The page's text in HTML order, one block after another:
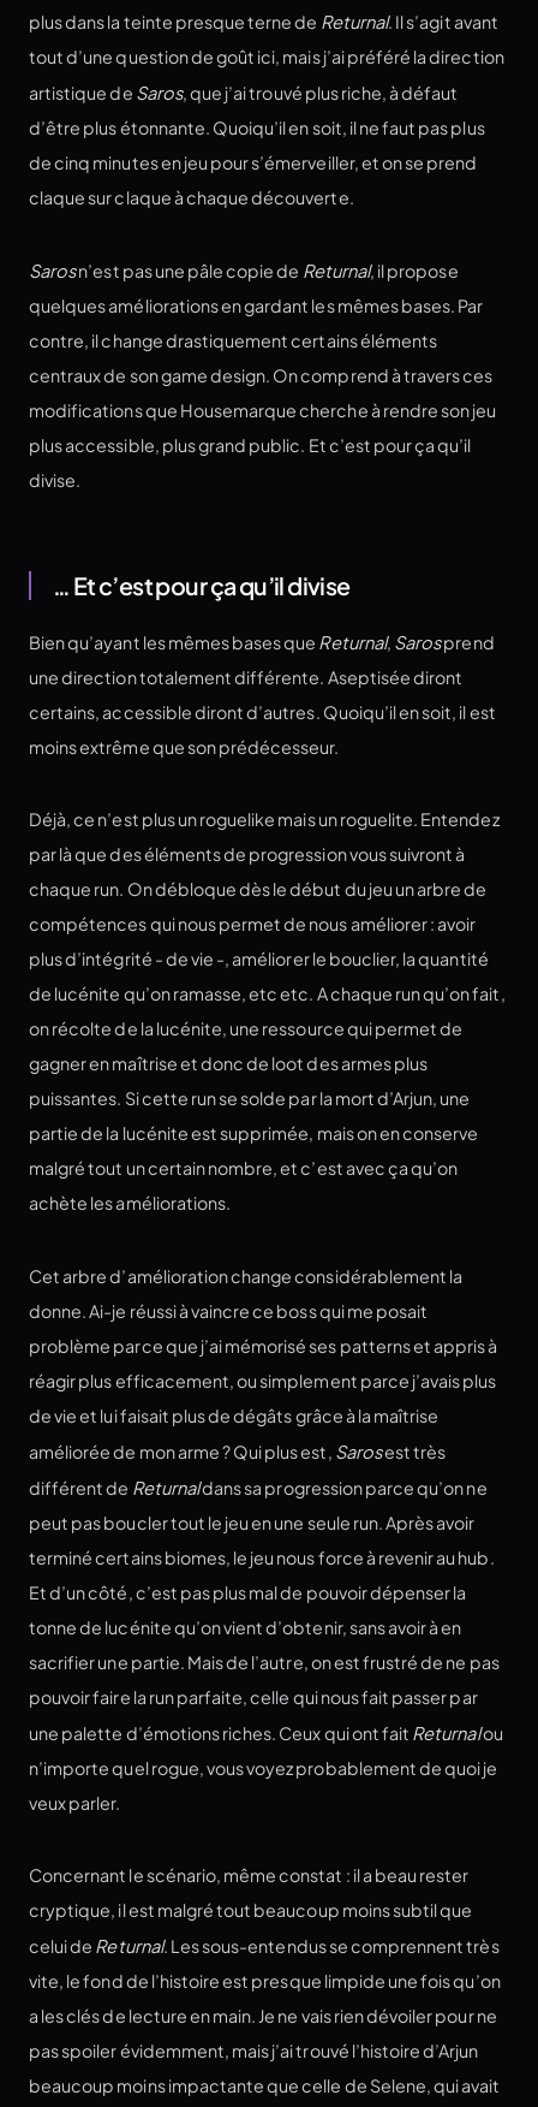
plus dans la teinte presque terne de Returnal. Il s’agit avant
tout d’une question de goût ici, mais j’ai préféré la direction
artistique de Saros, que j’ai trouvé plus riche, à défaut
d’être plus étonnante. Quoiqu’il en soit, il ne faut pas plus
de cinq minutes en jeu pour s’émerveiller, et on se prend
claque sur claque à chaque découverte.
Sarosn’est pas une pâle copie de Returnal, il propose
quelques améliorations en gardant les mêmes bases. Par
contre, il change drastiquement certains éléments
centraux de son game design. On comprend à travers ces
modifications que Housemarque cherche à rendre son jeu
plus accessible, plus grand public. Et c’est pour ça qu’il
divise.
… Et c’est pour ça qu’il divise
Bien qu’ayant les mêmes bases que Returnal, Sarosprend
une direction totalement différente. Aseptisée diront
certains, accessible diront d’autres. Quoiqu’il en soit, il est
moins extrême que son prédécesseur.
Déjà, ce n’est plus un roguelike mais un roguelite. Entendez
par là que des éléments de progression vous suivront à
chaque run. On débloque dès le début du jeu un arbre de
compétences qui nous permet de nous améliorer : avoir
plus d’intégrité - de vie -, améliorer le bouclier, la quantité
de lucénite qu’on ramasse, etc etc. A chaque run qu’on fait,
on récolte de la lucénite, une ressource qui permet de
gagner en maîtrise et donc de loot des armes plus
puissantes. Si cette run se solde par la mort d’Arjun, une
partie de la lucénite est supprimée, mais on en conserve
malgré tout un certain nombre, et c’est avec ça qu’on
achète les améliorations.
Cet arbre d’amélioration change considérablement la
donne. Ai-je réussi à vaincre ce boss qui me posait
problème parce que j’ai mémorisé ses patterns et appris à
réagir plus efficacement, ou simplement parce j’avais plus
de vie et lui faisait plus de dégâts grâce à la maîtrise
améliorée de mon arme ? Qui plus est, Sarosest très
différent de Returnaldans sa progression parce qu’on ne
peut pas boucler tout le jeu en une seule run. Après avoir
terminé certains biomes, le jeu nous force à revenir au hub.
Et d’un côté, c’est pas plus mal de pouvoir dépenser la
tonne de lucénite qu’on vient d’obtenir, sans avoir à en
sacrifier une partie. Mais de l’autre, on est frustré de ne pas
pouvoir faire la run parfaite, celle qui nous fait passer par
une palette d’émotions riches. Ceux qui ont fait Returnalou
n’importe quel rogue, vous voyez probablement de quoi je
veux parler.
Concernant le scénario, même constat : il a beau rester
cryptique, il est malgré tout beaucoup moins subtil que
celui de Returnal. Les sous-entendus se comprennent très
vite, le fond de l’histoire est presque limpide une fois qu’on
a les clés de lecture en main. Je ne vais rien dévoiler pour ne
pas spoiler évidemment, mais j’ai trouvé l’histoire d’Arjun
beaucoup moins impactante que celle de Selene, qui avait